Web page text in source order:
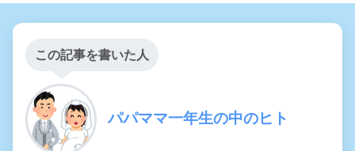
この記事を書いた人
パパママ一年生の中のヒト